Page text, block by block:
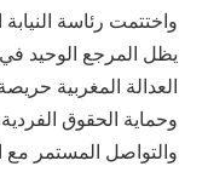
واختتمت رئاسة
يظل المرجع الوحيد
العدالة المغربية
وحماية الحقوق
والتواصل المستمر مع